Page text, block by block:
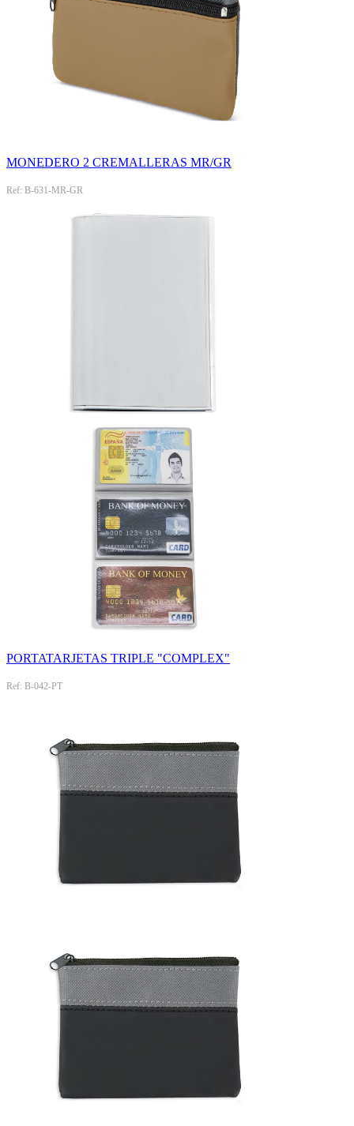
MONEDERO 2 CREMALLERAS MR/GR
Ref: B-631-MR-GR
PORTATARJETAS TRIPLE "COMPLEX"
Ref: B-042-PT